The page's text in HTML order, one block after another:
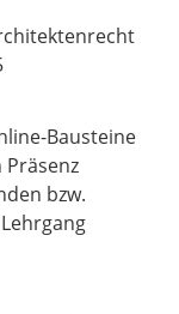
Bausteine
Präsenz
bzw.